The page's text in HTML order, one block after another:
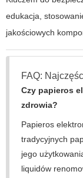
edukacja,
jakościowych
FAQ:
Czy papieros
zdrowia?
Papieros
tradycyjnych
jego
liquidów